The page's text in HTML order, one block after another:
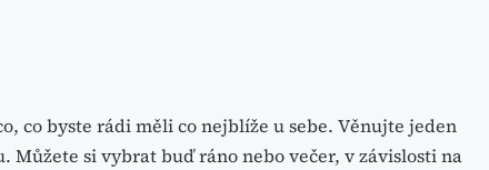
co byste rádi měli co nejblíže u sebe. Věnujte jeden
Můžete si vybrat buď ráno nebo večer, v závislosti na